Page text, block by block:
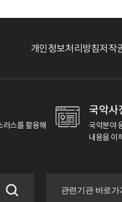
개인정보처리방침저작
러스를 활용해
국악사
국악분야
내용을 이